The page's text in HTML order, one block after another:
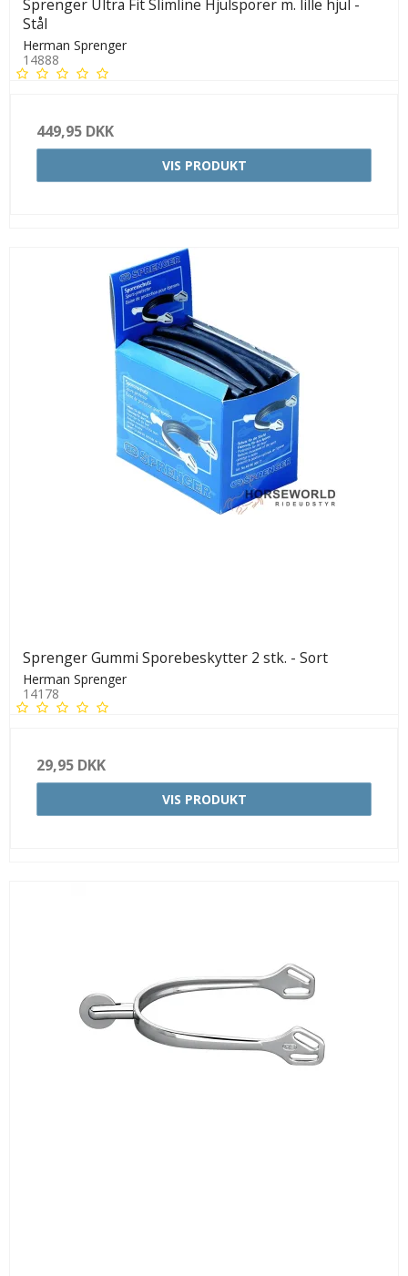
Sprenger Ultra Fit Slimline Hjulsporer m. lille hjul -
Stål
Herman Sprenger
14888
449,95 DKK
VIS PRODUKT
Sprenger Gummi Sporebeskytter 2 stk. - Sort
Herman Sprenger
14178
29,95 DKK
VIS PRODUKT